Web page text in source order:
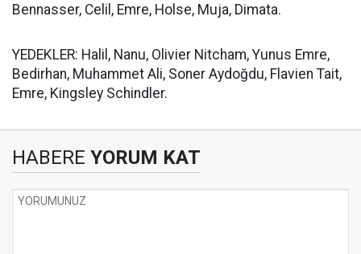
Bennasser, Celil, Emre, Holse, Muja, Dimata.
YEDEKLER: Halil, Nanu, Olivier Nitcham, Yunus Emre,
Bedirhan, Muhammet Ali, Soner Aydoğdu, Flavien Tait,
Emre, Kingsley Schindler.
HABERE YORUM KAT